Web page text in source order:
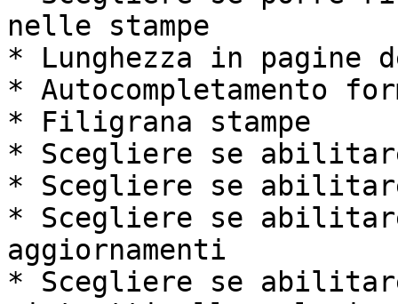
nelle stampe
* Lunghezza in pagine
* Autocompletamento
* Filigrana stampe
* Scegliere se
* Scegliere se
* Scegliere se
aggiornamenti
* Scegliere se